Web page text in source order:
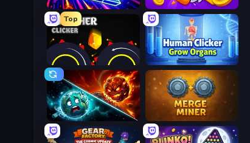
Stellar Swarm Farm Ring Idle
Top
Crusher Clicker Human Clicker: Grow Organs
PlanetCrush 2 Merge Miner